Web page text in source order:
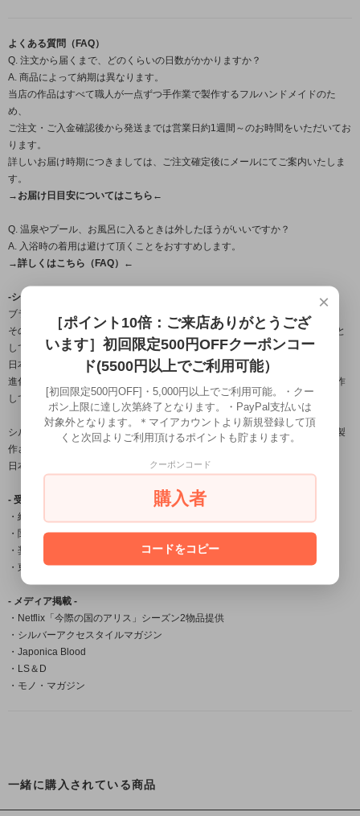
よくある質問（FAQ）
Q. 注文から届くまで、どのくらいの日数がかかりますか？
A. 商品によって納期は異なります。
当店の作品はすべて職人が一点ずつ手作業で製作するフルハンドメイドのた
め、
ご注文・ご入金確認後から発送までは営業日約1週間～のお時間をいただいてお
ります。
詳しいお届け時期につきましては、ご注文確定後にメールにてご案内いたしま
す。
→お届け日目安についてはこちら←
Q. 温泉やプール、お風呂に入るときは外したほうがいいですか？
A. 入浴時の着用は避けて頂くことをおすすめします。
→詳しくはこちら（FAQ）←
-シルバーアクセサリーブランド「龍頭」について-
ブランド名の「龍頭」とは梵鐘の最上部にある鐘を吊るす留め金の名。
その良し悪しで鐘の風格さえも変えてしまう必要不可欠な大事な部分を由来と
しており、
日本古来から受け継がれている銀器の伝統技法を用いながら、
進化する伝統をコンセプトに身に付ける者に独特の存在感を与える作品を製作
しております。
シルバーアクセサリー龍頭は数々の賞を受賞している「小平光嵐」によって製
作され
日本国内だけでなく海外の取引先でも販売されご愛用頂いております。
- 受賞一覧 -
・経済産業大臣賞
・関東経済産業局長賞
・奨励賞
・東京銀器伝統工芸士会会長賞
- メディア掲載 -
・Netflix「今際の国のアリス」シーズン2物品提供
・シルバーアクセスタイルマガジン
・Japonica Blood
・LS＆D
・モノ・マガジン
一緒に購入されている商品
×
［ポイント10倍：ご来店ありがとうござ
います］初回限定500円OFFクーポンコー
ド(5500円以上でご利用可能）
[初回限定500円OFF]・5,000円以上でご利用可能。・クー
ポン上限に達し次第終了となります。・PayPal支払いは
対象外となります。＊マイアカウントより新規登録して頂
くと次回よりご利用頂けるポイントも貯まります。
クーポンコード
購入者
コードをコピー